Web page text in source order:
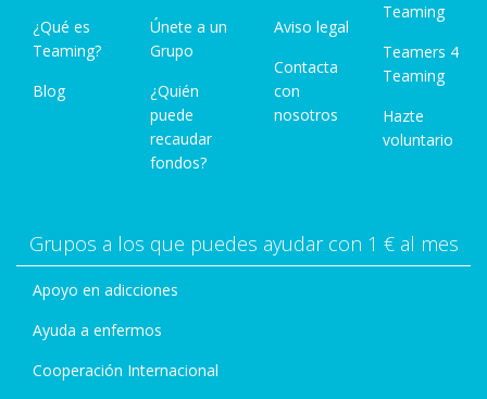
¿Qué es
Teaming?
Blog
Únete a un
Grupo
¿Quién
puede
recaudar
fondos?
Aviso legal
Contacta
con
nosotros
Teaming
Teamers 4
Teaming
Hazte
voluntario
Grupos a los que puedes ayudar con 1 € al mes
Apoyo en adicciones
Ayuda a enfermos
Cooperación Internacional